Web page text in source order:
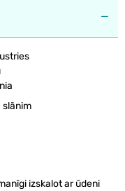
slānim
izskalot ar ūdeni